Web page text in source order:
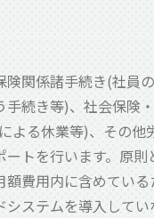
関係諸手続き(社員
続き等)、社会保険
よる休業等)、その
トを行います。原則
費用内に含めてい
システムを導入して